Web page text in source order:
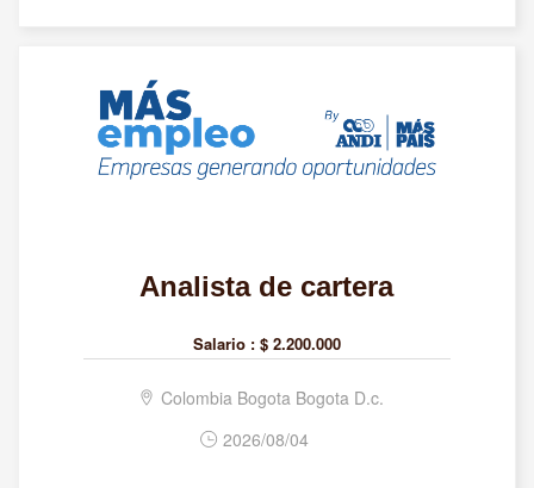
Analista de cartera
Salario : $ 2.200.000
Colombia Bogota Bogota D.c.
2026/08/04